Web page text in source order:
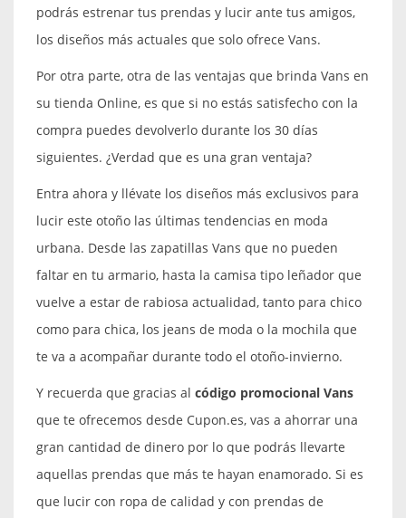
podrás estrenar tus prendas y lucir ante tus amigos,
los diseños más actuales que solo ofrece Vans.
Por otra parte, otra de las ventajas que brinda Vans en
su tienda Online, es que si no estás satisfecho con la
compra puedes devolverlo durante los 30 días
siguientes. ¿Verdad que es una gran ventaja?
Entra ahora y llévate los diseños más exclusivos para
lucir este otoño las últimas tendencias en moda
urbana. Desde las zapatillas Vans que no pueden
faltar en tu armario, hasta la camisa tipo leñador que
vuelve a estar de rabiosa actualidad, tanto para chico
como para chica, los jeans de moda o la mochila que
te va a acompañar durante todo el otoño-invierno.
Y recuerda que gracias al código promocional Vans
que te ofrecemos desde Cupon.es, vas a ahorrar una
gran cantidad de dinero por lo que podrás llevarte
aquellas prendas que más te hayan enamorado. Si es
que lucir con ropa de calidad y con prendas de